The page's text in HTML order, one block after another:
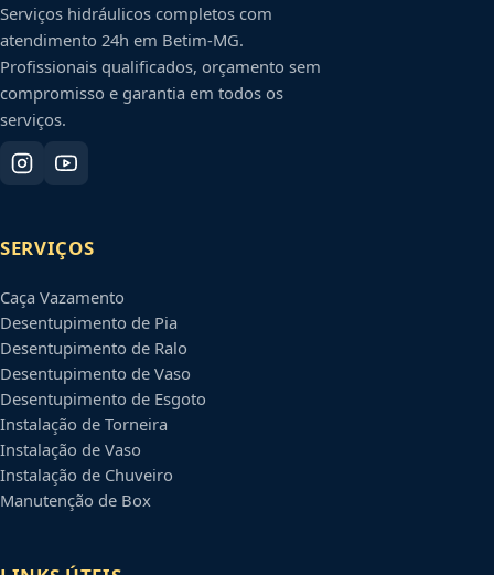
Serviços hidráulicos completos com
atendimento 24h em Betim-MG.
Profissionais qualificados, orçamento sem
compromisso e garantia em todos os
serviços.
SERVIÇOS
Caça Vazamento
Desentupimento de Pia
Desentupimento de Ralo
Desentupimento de Vaso
Desentupimento de Esgoto
Instalação de Torneira
Instalação de Vaso
Instalação de Chuveiro
Manutenção de Box